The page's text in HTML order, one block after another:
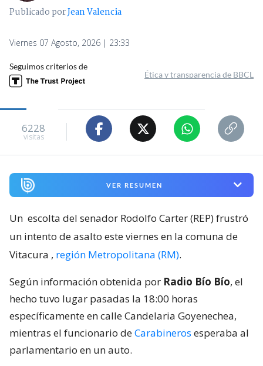
Publicado porJean Valencia
Viernes 07 Agosto, 2026 | 23:33
Seguimos criterios de
Ética y transparencia de BBCL
6228
visitas
VER RESUMEN
Un escolta del senador Rodolfo Carter (REP) frustró
un intento de asalto este viernes en la comuna de
Vitacura , región Metropolitana (RM).
Según información obtenida por Radio Bío Bío, el
hecho tuvo lugar pasadas la 18:00 horas
específicamente en calle Candelaria Goyenechea,
mientras el funcionario deCarabineros esperaba al
parlamentario en un auto.